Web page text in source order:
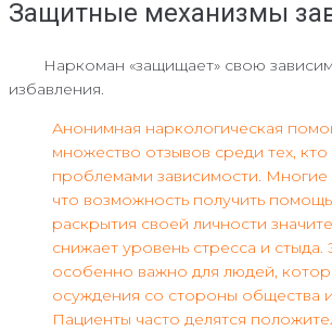
Защитные механизмы
Наркоман «защищает» свою
избавления.
Анонимная наркологическая
множество отзывов среди тех, кто
проблемами зависимости. Многие
что возможность получить
раскрытия своей личности
снижает уровень стресса и стыда.
особенно важно для людей,
осуждения со стороны общества
Пациенты часто делятся